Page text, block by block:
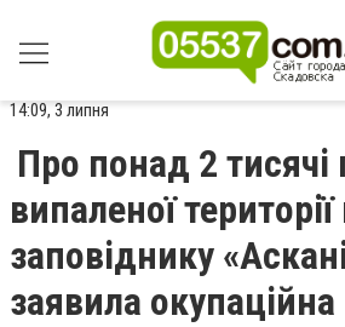
14:09, 3 липня
Про понад 2 тисячі
випаленої території
заповіднику
заявила